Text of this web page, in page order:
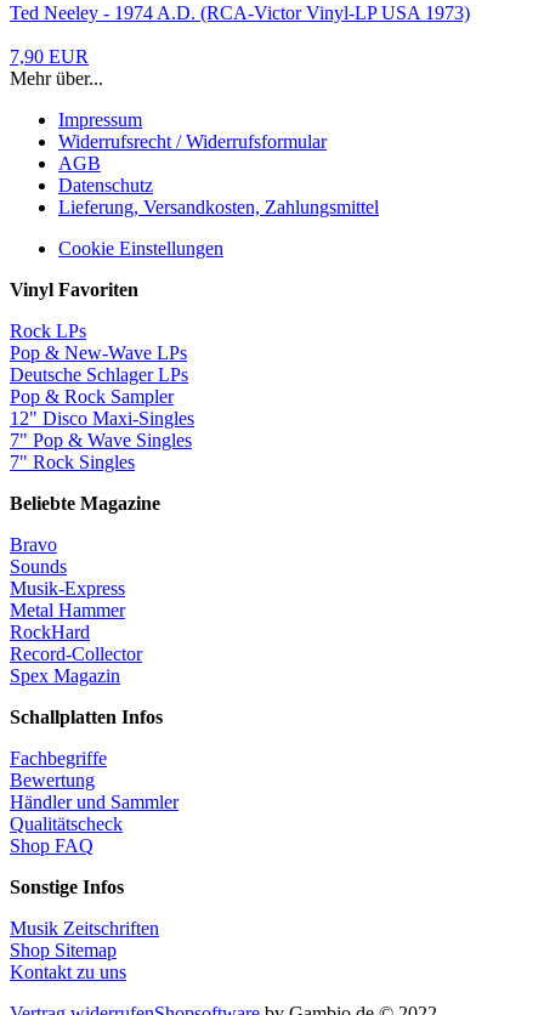
Ted Neeley - 1974 A.D. (RCA-Victor Vinyl-LP USA 1973)
7,90 EUR
Mehr über...
Impressum
Widerrufsrecht / Widerrufsformular
AGB
Datenschutz
Lieferung, Versandkosten, Zahlungsmittel
Cookie Einstellungen
Vinyl Favoriten
Rock LPs
Pop & New-Wave LPs
Deutsche Schlager LPs
Pop & Rock Sampler
12" Disco Maxi-Singles
7" Pop & Wave Singles
7" Rock Singles
Beliebte Magazine
Bravo
Sounds
Musik-Express
Metal Hammer
RockHard
Record-Collector
Spex Magazin
Schallplatten Infos
Fachbegriffe
Bewertung
Händler und Sammler
Qualitätscheck
Shop FAQ
Sonstige Infos
Musik Zeitschriften
Shop Sitemap
Kontakt zu uns